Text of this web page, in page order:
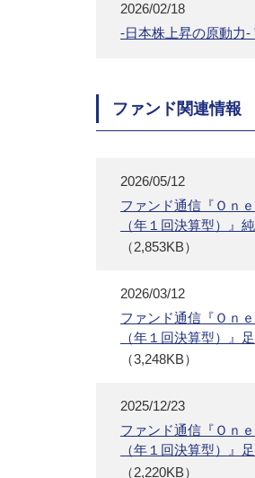
2026/02/18
-日本株上昇の原動力-
ファンド関連情報
2026/05/12
ファンド通信『Ｏｎ
（年１回決算型）』
（2,853KB）
2026/03/12
ファンド通信『Ｏｎ
（年１回決算型）』
（3,248KB）
2025/12/23
ファンド通信『Ｏｎ
（年１回決算型）』
（2,220KB）